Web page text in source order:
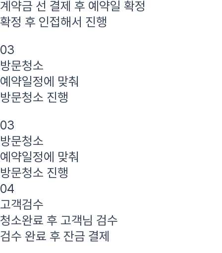
계약금 선 결제 후 예약일 확정
확정 후 인접해서 진행
03
방문청소
예약일정에 맞춰
방문청소 진행
03
방문청소
예약일정에 맞춰
방문청소 진행
04
고객검수
청소완료 후 고객님 검수
검수 완료 후 잔금 결제